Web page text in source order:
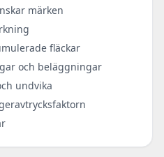
märken
fläckar
och beläggningar
undvika